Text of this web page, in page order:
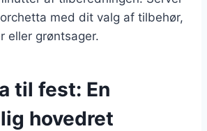
med dit valg af tilbehør,
eller grøntsager.
til fest: En
hovedret